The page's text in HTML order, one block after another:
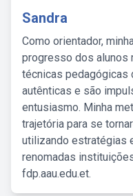
Sandra
Como orientador,
progresso dos alunos
técnicas pedagógicas
autênticas e são
entusiasmo. Minha
trajetória para se
utilizando estratégias
renomadas
fdp.aau.edu.et.